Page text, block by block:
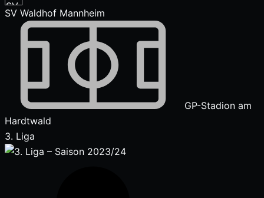
SV Waldhof Mannheim
GP-Stadion am
Hardtwald
3. Liga